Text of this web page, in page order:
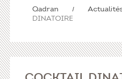
Qadran
DINATOIRE